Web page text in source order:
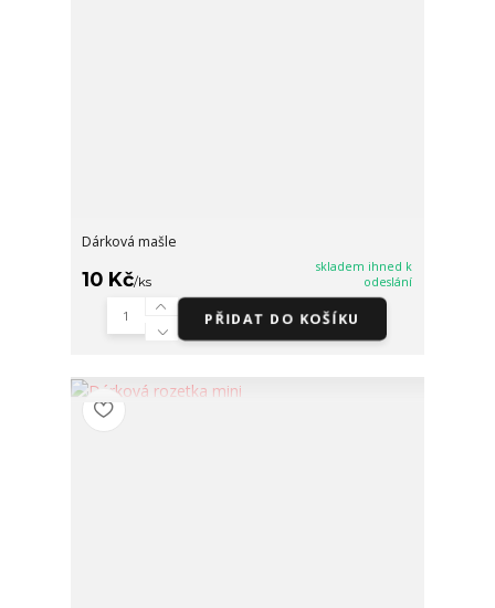
Dárková mašle
10 Kč/ks
skladem ihned k
odeslání
PŘIDAT DO KOŠÍKU